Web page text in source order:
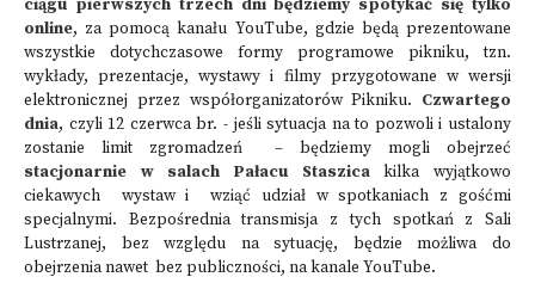
ciągu pierwszych trzech dni będziemy spotykać się tylko
online, za pomocą kanału YouTube, gdzie będą prezentowane
wszystkie dotychczasowe formy programowe pikniku, tzn.
wykłady, prezentacje, wystawy i filmy przygotowane w wersji
elektronicznej przez współorganizatorów Pikniku. Czwartego
dnia, czyli 12 czerwca br. - jeśli sytuacja na to pozwoli i ustalony
zostanie limit zgromadzeń – będziemy mogli obejrzeć
stacjonarnie w salach Pałacu Staszicakilka wyjątkowo
ciekawych wystaw i wziąć udział w spotkaniach z gośćmi
specjalnymi. Bezpośrednia transmisja z tych spotkań z Sali
Lustrzanej, bez względu na sytuację, będzie możliwa do
obejrzenia nawet bez publiczności, na kanale YouTube.